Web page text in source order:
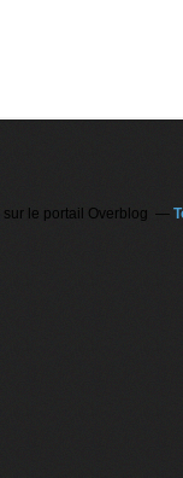
sur le portail Overblog